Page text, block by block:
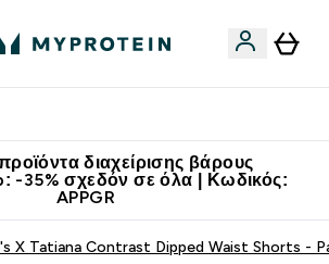
διαχείρισης βάρους
-35% σχεδόν σε όλα | Κωδικός:
APPGR
X Tatiana Contrast Dipped Waist Shorts -